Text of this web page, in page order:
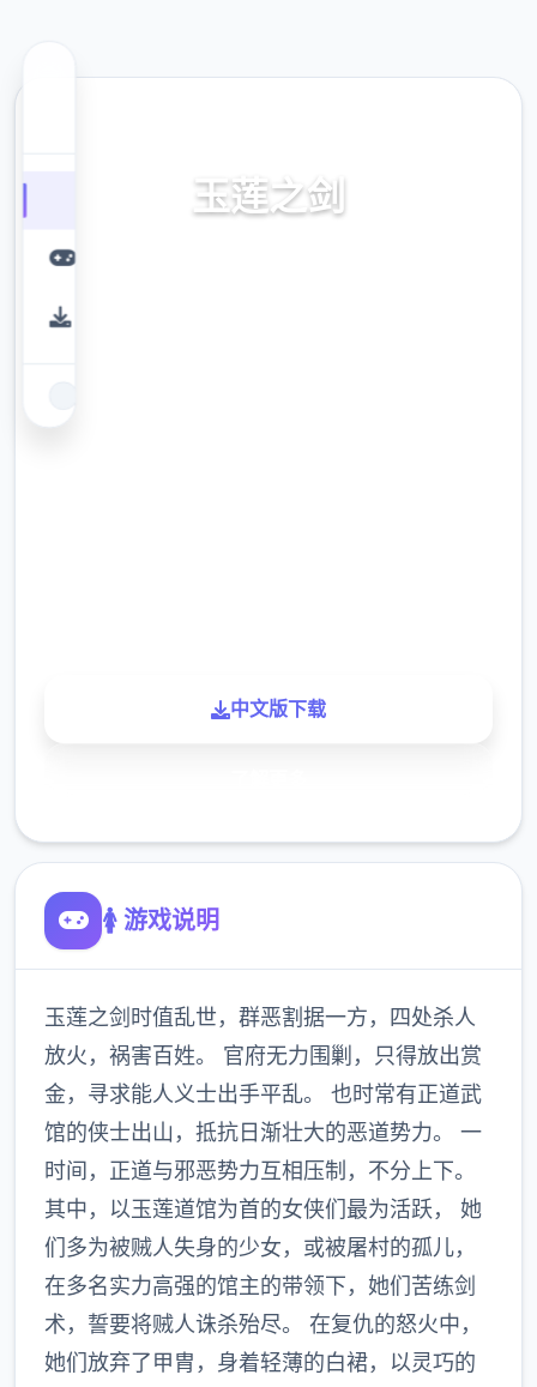
玉莲之剑
官网，官方中文，中文下载，免费下载，攻
中文版下载
🚺 游戏说明
玉莲之剑时值乱世，群恶割据一方，四处杀人
放火，祸害百姓。 官府无力围剿，只得放出赏
金，寻求能人义士出手平乱。 也时常有正道武
馆的侠士出山，抵抗日渐壮大的恶道势力。 一
时间，正道与邪恶势力互相压制，不分上下。
其中，以玉莲道馆为首的女侠们最为活跃， 她
们多为被贼人失身的少女，或被屠村的孤儿，
在多名实力高强的馆主的带领下，她们苦练剑
术，誓要将贼人诛杀殆尽。 在复仇的怒火中，
她们放弃了甲胄，身着轻薄的白裙，以灵巧的